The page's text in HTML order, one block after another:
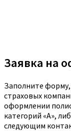
Заявка на
Заполните форму,
страховых
оформлении
категорий «A»,
следующим